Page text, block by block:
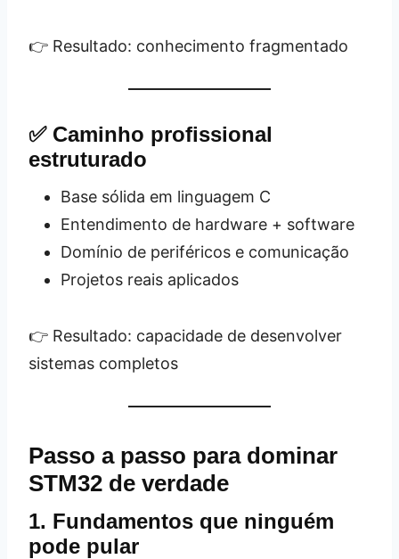
👉 Resultado: conhecimento fragmentado
✅ Caminho profissional
estruturado
Base sólida em linguagem C
Entendimento de hardware + software
Domínio de periféricos e comunicação
Projetos reais aplicados
👉 Resultado: capacidade de desenvolver
sistemas completos
Passo a passo para dominar
STM32 de verdade
1. Fundamentos que ninguém
pode pular